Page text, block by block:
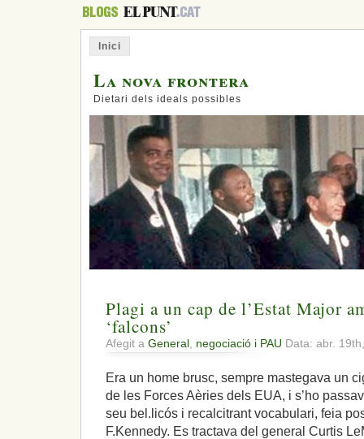
Inici
La nova frontera
Dietari dels ideals possibles
Plagi a un cap de l’Estat Major
‘falcons’
Afegit a General negociació i PAU Data: abr.
Era un home brusc, sempre mastegava un
de les Forces Aèries dels EUA, i s’ho
seu bel.licós i recalcitrant vocabulari, feia
F.Kennedy. Es tractava del general Curtis